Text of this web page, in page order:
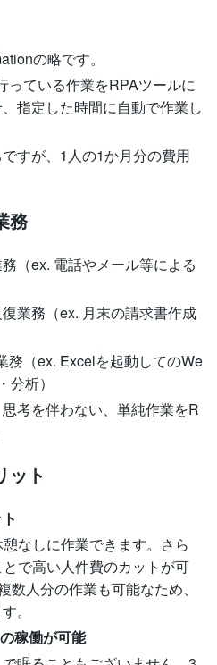
の略です。
ている作業をRPAツールに
指定した時間に自動で作業し
すが、1人の1か月分の費用
務
（ex. 電話やメール等による
業務（ex. 月末の請求書作成
務（ex. Excelを起動してのWe
析）
考を伴わない、単純作業をR
ット
なしに作業できます。さら
で高い人件費のカットが可
人分の作業も可能なため、
。
稼働が可能